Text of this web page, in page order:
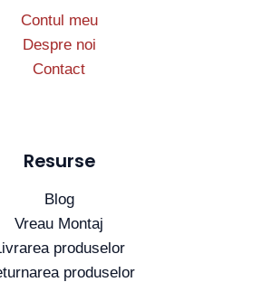
Contul meu
Despre noi
Contact
Resurse
Blog
Vreau Montaj
produselor
produselor